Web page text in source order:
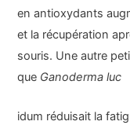
en antioxydants
et la récupération
souris. Une autre
que Ganoderma luc
idum réduisait la